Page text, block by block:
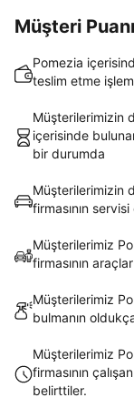
Müşteri Puanı
Pomezia
teslim etme
Müşterilerimizin
içerisinde
bir durumda
Müşterilerimizin
firmasının
Müşterilerimiz
firmasının
Müşterilerimiz
bulmanın
Müşterilerimiz
firmasının
belirttiler.